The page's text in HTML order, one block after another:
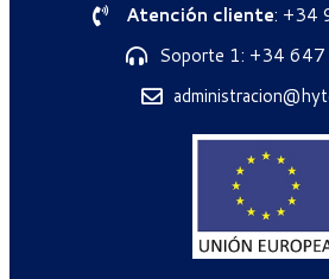
Atención cliente: +34
Soporte 1: +34